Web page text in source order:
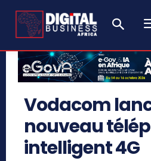
Vodacom
nouveau
intelligent 4G